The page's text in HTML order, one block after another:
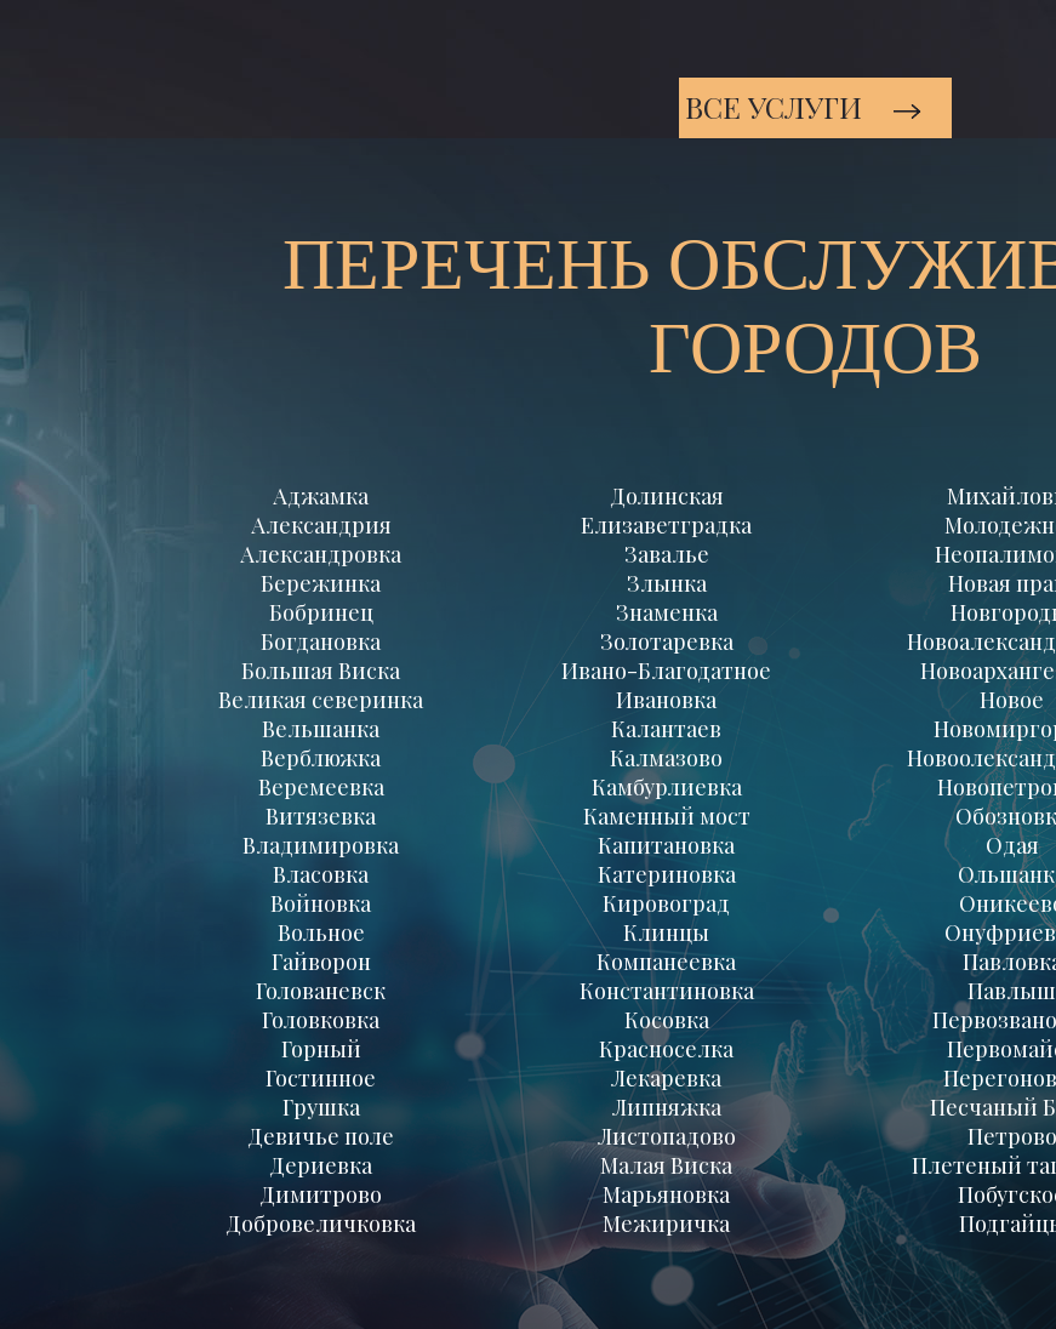
ВСЕ УСЛУГИ
ПЕРЕЧЕНЬ
ГОРОДОВ
Аджамка
Александрия
Александровка
Бережинка
Бобринец
Богдановка
Большая Виска
Великая северинка
Вельшанка
Верблюжка
Веремеевка
Витязевка
Владимировка
Власовка
Войновка
Вольное
Гайворон
Голованевск
Головковка
Горный
Гостинное
Грушка
Девичье поле
Дериевка
Димитрово
Добровеличковка
Долинская
Елизаветградка
Завалье
Злынка
Знаменка
Золотаревка
Ивано-Благодатное
Ивановка
Калантаев
Калмазово
Камбурлиевка
Каменный мост
Капитановка
Катериновка
Кировоград
Клинцы
Компанеевка
Константиновка
Косовка
Красноселка
Лекаревка
Липняжка
Листопадово
Малая Виска
Марьяновка
Межиричка
Новая
Новое
Одая
Павлыш
Песчаный
Петрово
Плетеный